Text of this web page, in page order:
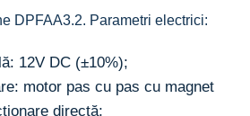
DPFAA3.2. Parametri electrici:
12V DC (±10%);
motor pas cu pas cu magnet
directă;